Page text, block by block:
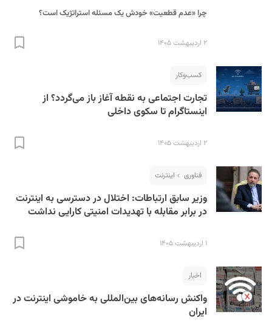
چرا «عدم قطعیت» خودش یک مسئله استراتژیک است؟
۲ اردیبهشت ۱۴۰۵
کسب‌و‌کار
تجارت اجتماعی به نقطه آغاز باز می‌گردد؟ از
اینستاگرام تا سکوی داخلی
۲ اردیبهشت ۱۴۰۵
فناوری اینترنت
وزیر سابق ارتباطات: اختلال در دسترسی به اینترنت
در برابر مقابله با تهدیدات امنیتی کارایی نداشت
۱ اردیبهشت ۱۴۰۵
اخبار
واکنش رسانه‌های بین‌المللی به خاموشی اینترنت در
ایران